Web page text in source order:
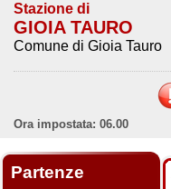
Stazione di
GIOIA TAURO
Comune di Gioia Tauro
Ora impostata: 06.00
Partenze